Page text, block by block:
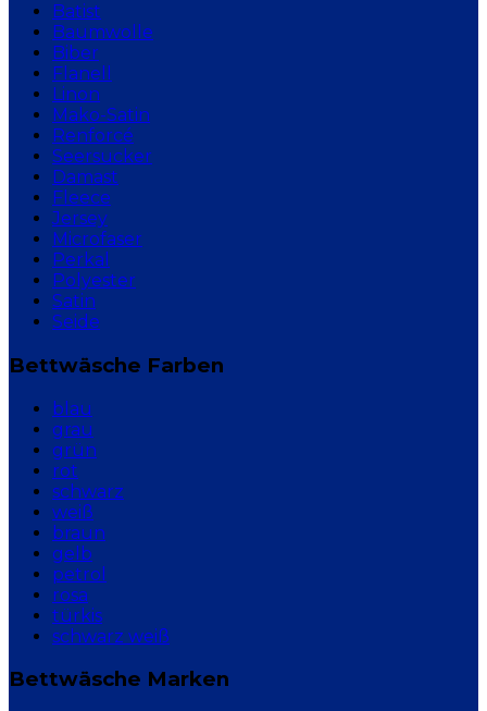
Batist
Baumwolle
Biber
Flanell
Linon
Mako-Satin
Renforcé
Seersucker
Damast
Fleece
Jersey
Microfaser
Perkal
Polyester
Satin
Seide
Bettwäsche Farben
blau
grau
grün
rot
schwarz
weiß
braun
gelb
petrol
rosa
türkis
schwarz weiß
Bettwäsche Marken